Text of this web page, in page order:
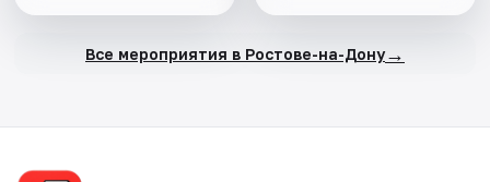
Все мероприятия в Ростове-на-Дону→